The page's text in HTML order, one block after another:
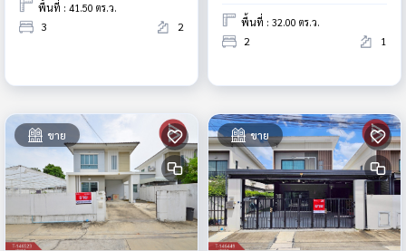
พื้นที่ : 41.50 ตร.ว.
3 2 พื้นที่ : 32.00 ตร.ว.
2 1
ขาย ขาย